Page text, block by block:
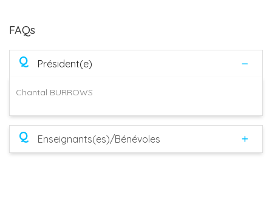
FAQs
Q Président(e)
Chantal BURROWS
Q Enseignants(es)/Bénévoles